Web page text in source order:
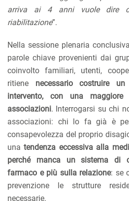
arriva ai 4 anni vuole dire
riabilitazione”.
Nella sessione plenaria
parole chiave provenienti dai
coinvolto familiari, utenti,
ritiene necessario costruire
intervento, con una maggiore
associazioni. Interrogarsi su chi
associazioni: chi lo fa già è
consapevolezza del proprio
unatendenza eccessiva alla
perché manca un sistema di
farmaco e più sulla relazione: se
prevenzione le strutture
necessarie.